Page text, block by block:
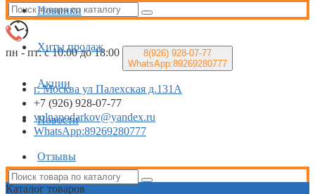
пн - пт: с 10:00 до 18:00 8(926) 928-07-77
WhatsApp:89269280777
г. Москва ул Палехская д.131А
+7 (926) 928-07-77
volnapodarkov@yandex.ru
WhatsApp:89269280777
Новинки
Хиты продаж
Акции
Новости
Отзывы
Каталог товаров